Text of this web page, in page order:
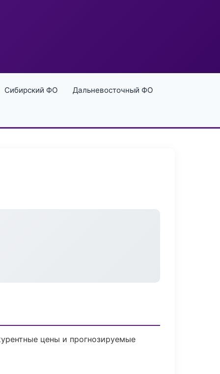
Сибирский ФО Дальневосточный ФО
цены и прогнозируемые